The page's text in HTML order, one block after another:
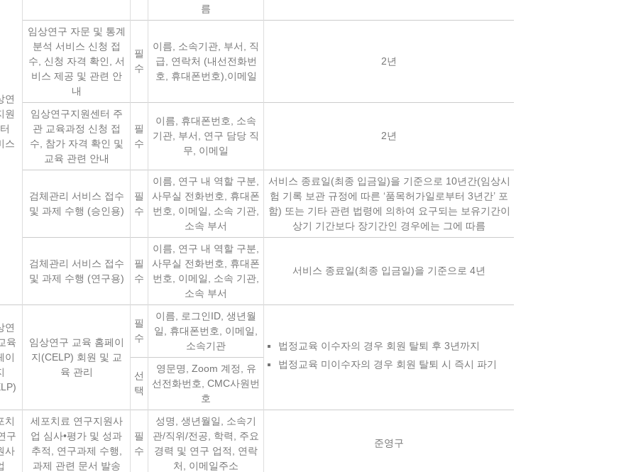
연
원
스
름
임상연구 자문 및 통계
분석 서비스 신청 접
수, 신청 자격 확인, 서
비스 제공 및 관련 안
내
필
수
이름, 소속기관, 부서, 직
급, 연락처 (내선전화번
호, 휴대폰번호),이메일
2년
임상연구지원센터 주
관 교육과정 신청 접
수, 참가 자격 확인 및
교육 관련 안내
필
수
이름, 휴대폰번호, 소속
기관, 부서, 연구 담당 직
무, 이메일
2년
검체관리 서비스 접수
및 과제 수행 (승인용)
필
수
이름, 연구 내 역할 구분,
사무실 전화번호, 휴대폰
번호, 이메일, 소속 기관,
소속 부서
서비스 종료일(최종 입금일)을 기준으로 10년간(임상시
험 기록 보관 규정에 따른 ‘품목허가일로부터 3년간’ 포
함) 또는 기타 관련 법령에 의하여 요구되는 보유기간이
상기 기간보다 장기간인 경우에는 그에 따름
검체관리 서비스 접수
및 과제 수행 (연구용)
필
수
이름, 연구 내 역할 구분,
사무실 전화번호, 휴대폰
번호, 이메일, 소속 기관,
소속 부서
서비스 종료일(최종 입금일)을 기준으로 4년
연
육
이
임상연구 교육 홈페이
지(CELP) 회원 및 교
육 관리
필
수
이름, 로그인ID, 생년월
일, 휴대폰번호, 이메일,
소속기관
법정교육 이수자의 경우 회원 탈퇴 후 3년까지
법정교육 미이수자의 경우 회원 탈퇴 시 즉시 파기
선
택
영문명, Zoom 계정, 유
선전화번호, CMC사원번
호
치
구
사
세포치료 연구지원사
업 심사•평가 및 성과
추적, 연구과제 수행,
과제 관련 문서 발송
필
수
성명, 생년월일, 소속기
관/직위/전공, 학력, 주요
경력 및 연구 업적, 연락
처, 이메일주소
준영구